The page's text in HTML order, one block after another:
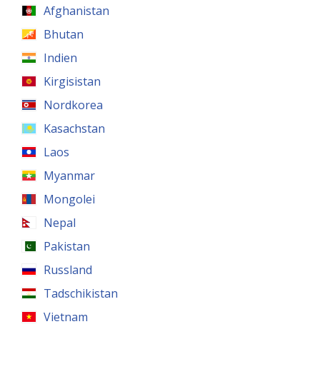
Afghanistan
Bhutan
Indien
Kirgisistan
Nordkorea
Kasachstan
Laos
Myanmar
Mongolei
Nepal
Pakistan
Russland
Tadschikistan
Vietnam